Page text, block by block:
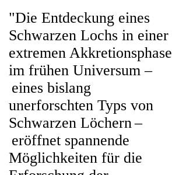
"Die Entdeckung eines
Schwarzen Lochs in einer
extremen Akkretionsphase
im frühen Universum –
eines bislang
unerforschten Typs von
Schwarzen Löchern –
eröffnet spannende
Möglichkeiten für die